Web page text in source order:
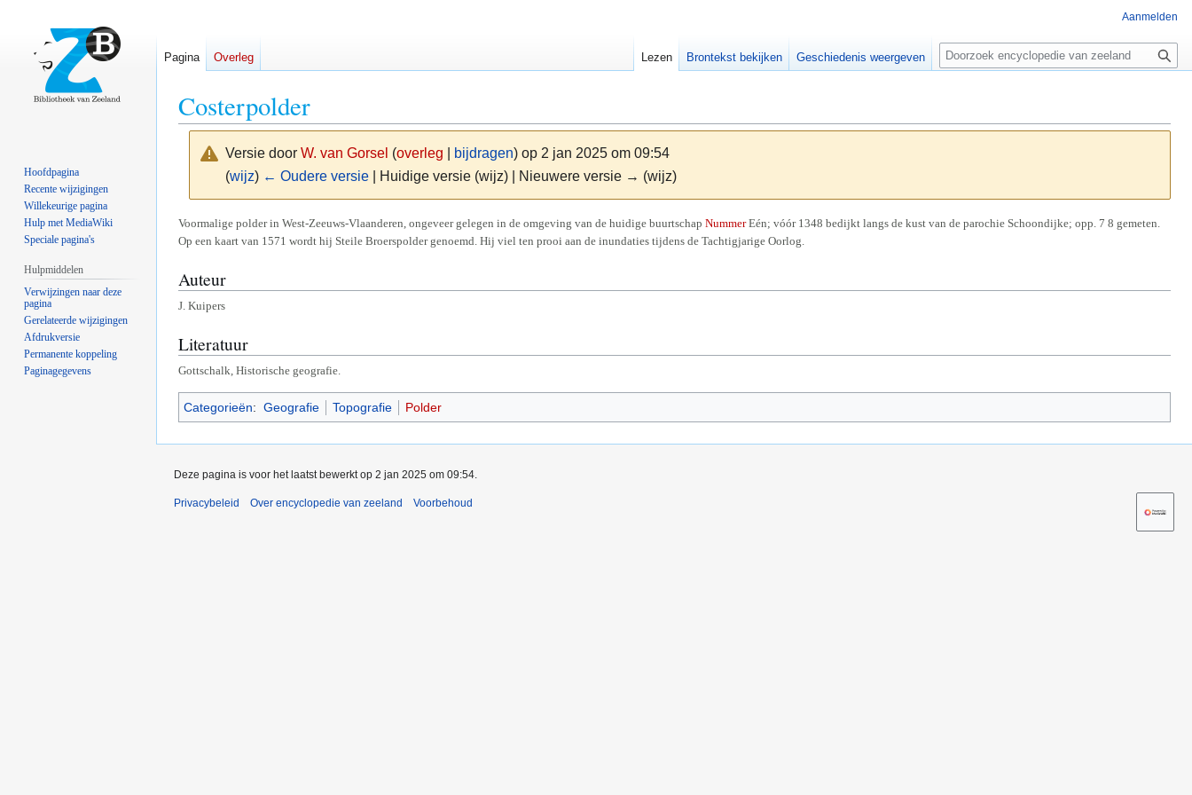
Costerpolder
Versie door W. van Gorsel (overleg bijdragen)op 2 jan 2025 om 09:54
(wijz) ← Oudere versie| Huidige versie (wijz) | Nieuwere versie → (wijz)
Naar
navigatie
Naar
zoeken
Voormalige polder in West-Zeeuws-Vlaanderen, ongeveer gelegen in de omgeving van de huidige buurtschap NummerEén; vóór 1348 bedijkt langs de kust van de parochie Schoondijke; opp. 7 8 gemeten.
Op een kaart van 1571 wordt hij Steile Broerspolder genoemd. Hij viel ten prooi aan de inundaties tijdens de Tachtigjarige Oorlog.
Auteur
J. Kuipers
Literatuur
Gottschalk, Historische geografie.
Categorieën: Geografie Topografie Polder
Aanmelden
Pagina Overleg Lezen Brontekst bekijken Geschiedenis weergeven
Z
e
Hoofdpagina
Recente wijzigingen
Willekeurige pagina
Hulp met MediaWiki
Speciale pagina's
Hulpmiddelen
Verwijzingen naar deze
pagina
Gerelateerde wijzigingen
Afdrukversie
Permanente koppeling
Paginagegevens
Deze pagina is voor het laatst bewerkt op 2 jan 2025 om 09:54.
Privacybeleid Over encyclopedie van zeeland Voorbehoud